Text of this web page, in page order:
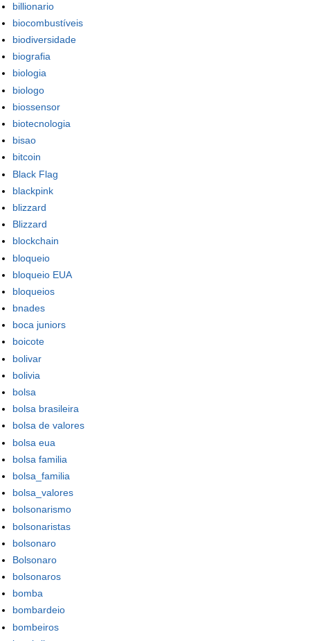
billionario
biocombustíveis
biodiversidade
biografia
biologia
biologo
biossensor
biotecnologia
bisao
bitcoin
Black Flag
blackpink
blizzard
Blizzard
blockchain
bloqueio
bloqueio EUA
bloqueios
bnades
boca juniors
boicote
bolivar
bolivia
bolsa
bolsa brasileira
bolsa de valores
bolsa eua
bolsa familia
bolsa_familia
bolsa_valores
bolsonarismo
bolsonaristas
bolsonaro
Bolsonaro
bolsonaros
bomba
bombardeio
bombeiros